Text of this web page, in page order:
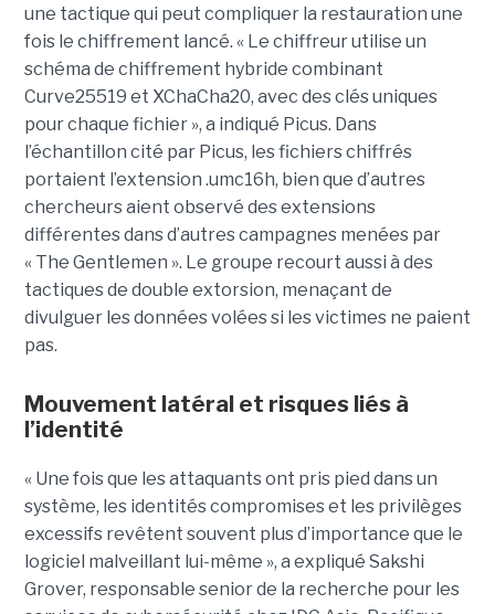
une tactique qui peut compliquer la restauration une
fois le chiffrement lancé. « Le chiffreur utilise un
schéma de chiffrement hybride combinant
Curve25519 et XChaCha20, avec des clés uniques
pour chaque fichier », a indiqué Picus. Dans
l’échantillon cité par Picus, les fichiers chiffrés
portaient l’extension .umc16h, bien que d’autres
chercheurs aient observé des extensions
différentes dans d’autres campagnes menées par
« The Gentlemen ». Le groupe recourt aussi à des
tactiques de double extorsion, menaçant de
divulguer les données volées si les victimes ne paient
pas.
Mouvement latéral et risques liés à
l’identité
« Une fois que les attaquants ont pris pied dans un
système, les identités compromises et les privilèges
excessifs revêtent souvent plus d’importance que le
logiciel malveillant lui-même », a expliqué Sakshi
Grover, responsable senior de la recherche pour les